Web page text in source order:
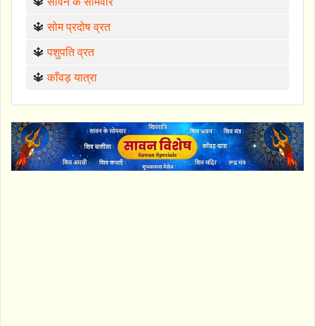
🔱सोम प्रदोष व्रत
🔱पशुपति व्रत
🔱काँवड़ यात्रा